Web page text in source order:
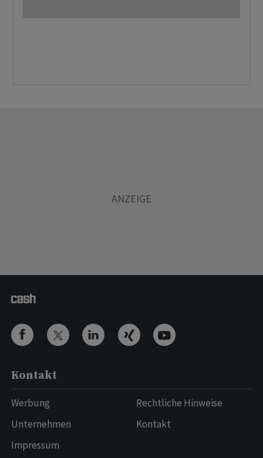
Kontakt
Werbung
Unternehmen
Impressum
Rechtliche Hinweise
Kontakt